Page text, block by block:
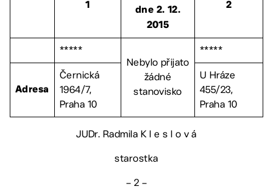
1
dne 2. 12.
2015
2
*****
Nebylo přijato
žádné
stanovisko
*****
Adresa
Černická
1964/7,
Praha 10
U Hráze
455/23,
Praha 10
JUDr. Radmila K l e s l o v á
starostka
– 2 –